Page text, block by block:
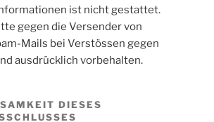
ist nicht gestattet.
gegen die Versender von
Mails bei Verstössen gegen
ausdrücklich vorbehalten.
DIESES